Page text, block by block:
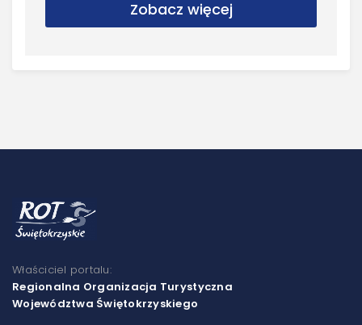
Zobacz więcej
Właściciel portalu:
Regionalna Organizacja Turystyczna
Województwa Świętokrzyskiego